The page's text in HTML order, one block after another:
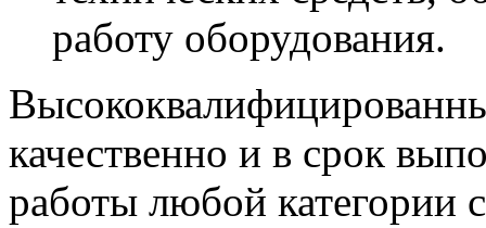
работу оборудования.
качественно и в срок
работы любой категории